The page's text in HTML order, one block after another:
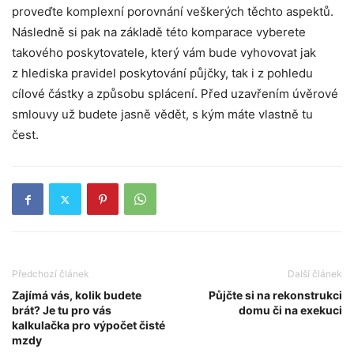
proveďte komplexní porovnání veškerých těchto aspektů.
Následně si pak na základě této komparace vyberete
takového poskytovatele, který vám bude vyhovovat jak
z hlediska pravidel poskytování půjčky, tak i z pohledu
cílové částky a způsobu splácení. Před uzavřením úvěrové
smlouvy už budete jasně vědět, s kým máte vlastně tu
čest.
Předchozí článek
Zajímá vás, kolik budete
brát? Je tu pro vás
kalkulačka pro výpočet čisté
mzdy
Další článek
Půjčte si na rekonstrukci
domu či na exekuci